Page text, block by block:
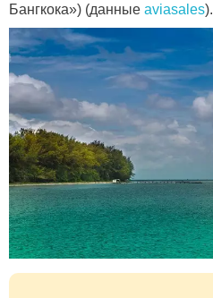
Бангкока») (данные aviasales).